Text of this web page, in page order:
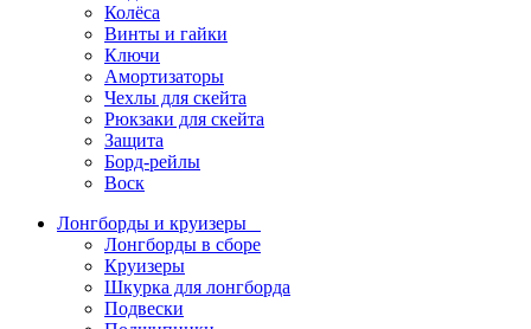
Колёса
Винты и гайки
Ключи
Амортизаторы
Чехлы для скейта
Рюкзаки для скейта
Защита
Борд-рейлы
Воск
Лонгборды и круизеры
Лонгборды в сборе
Круизеры
Шкурка для лонгборда
Подвески